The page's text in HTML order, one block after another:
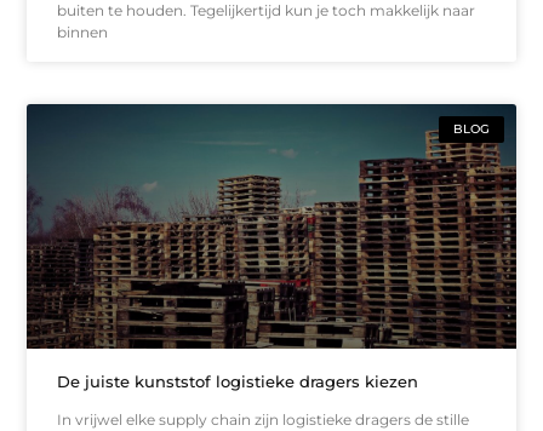
buiten te houden. Tegelijkertijd kun je toch makkelijk naar
binnen
BLOG
De juiste kunststof logistieke dragers kiezen
In vrijwel elke supply chain zijn logistieke dragers de stille